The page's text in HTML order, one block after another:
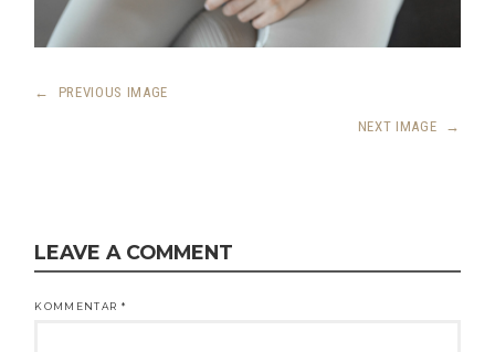
← PREVIOUS IMAGE
NEXT IMAGE →
LEAVE A COMMENT
KOMMENTAR *